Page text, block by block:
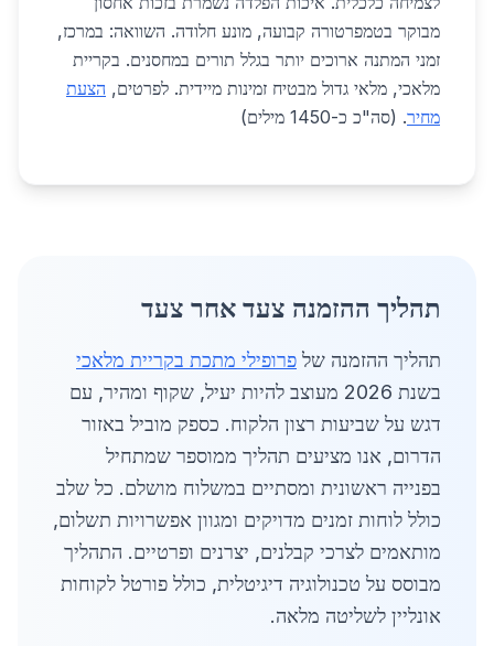
מבוקר בטמפרטורה קבועה, מונע חלודה. השוואה: במרכז,
זמני המתנה ארוכים יותר בגלל תורים במחסנים. בקריית
מלאכי, מלאי גדול מבטיח זמינות מיידית. לפרטים, הצעת
מחיר. (סה"כ כ-1450 מילים)
תהליך ההזמנה צעד אחר צעד
תהליך ההזמנה של פרופילי מתכת בקריית מלאכי
בשנת 2026 מעוצב להיות יעיל, שקוף ומהיר, עם
דגש על שביעות רצון הלקוח. כספק מוביל באזור
הדרום, אנו מציעים תהליך ממוספר שמתחיל
בפנייה ראשונית ומסתיים במשלוח מושלם. כל שלב
כולל לוחות זמנים מדויקים ומגוון אפשרויות תשלום,
מותאמים לצרכי קבלנים, יצרנים ופרטיים. התהליך
מבוסס על טכנולוגיה דיגיטלית, כולל פורטל לקוחות
אונליין לשליטה מלאה.